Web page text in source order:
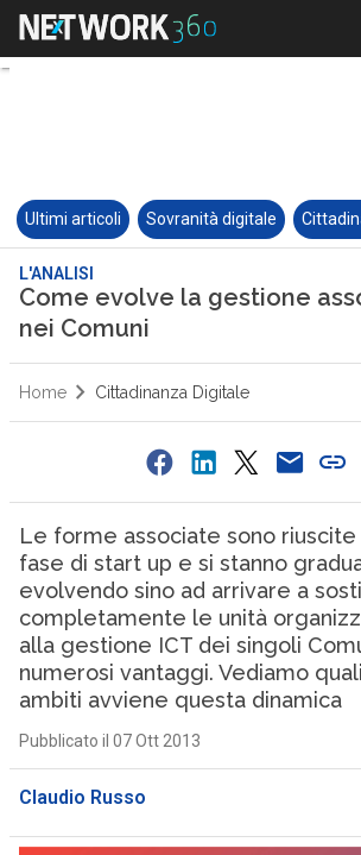
Ultimi articoli Sovranità digitale
L'ANALISI
Come evolve la gestione
nei Comuni
Home Cittadinanza Digitale
Le forme associate sono
fase di start up e si stanno
evolvendo sino ad arrivare a
completamente le unità
alla gestione ICT dei singoli
numerosi vantaggi. Vediamo
ambiti avviene questa dinamica
Pubblicato il 07 Ott 2013
Claudio Russo